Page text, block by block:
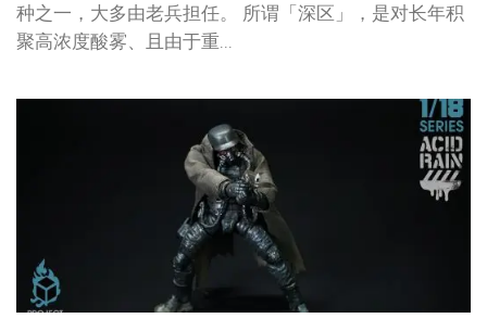
种之一，大多由老兵担任。 所谓「深区」，是对长年积
聚高浓度酸雾、且由于重...